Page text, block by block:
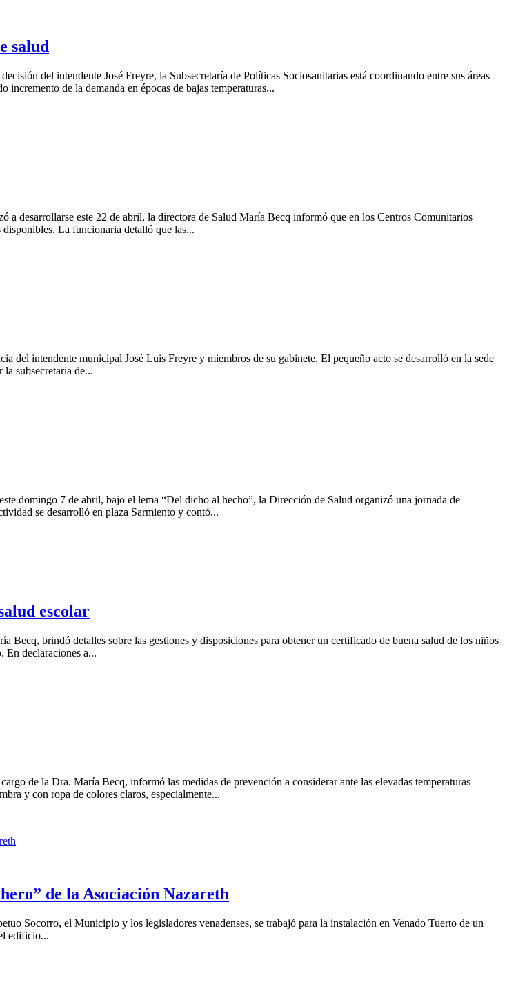
salud
del intendente José Freyre, la Subsecretaría de Políticas Sociosanitarias está coordinando entre sus áreas
de la demanda en épocas de bajas temperaturas...
desarrollarse este 22 de abril, la directora de Salud María Becq informó que en los Centros Comunitarios
La funcionaria detalló que las...
del intendente municipal José Luis Freyre y miembros de su gabinete. El pequeño acto se desarrolló en la sede
subsecretaria de...
domingo 7 de abril, bajo el lema “Del dicho al hecho”, la Dirección de Salud organizó una jornada de
se desarrolló en plaza Sarmiento y contó...
escolar
brindó detalles sobre las gestiones y disposiciones para obtener un certificado de buena salud de los niños
En declaraciones a...
de la Dra. María Becq, informó las medidas de prevención a considerar ante las elevadas temperaturas
y con ropa de colores claros, especialmente...
de la Asociación Nazareth
Socorro, el Municipio y los legisladores venadenses, se trabajó para la instalación en Venado Tuerto de un
edificio...